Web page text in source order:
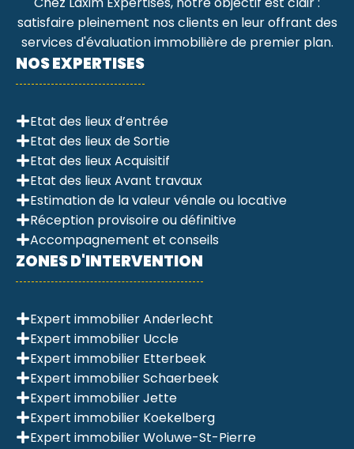
satisfaire pleinement nos clients en leur offrant des
services d'évaluation immobilière de premier plan.
NOS EXPERTISES
Etat des lieux d’entrée
Etat des lieux de Sortie
Etat des lieux Acquisitif
Etat des lieux Avant travaux
Estimation de la valeur vénale ou locative
Réception provisoire ou définitive
Accompagnement et conseils
ZONES D'INTERVENTION
Expert immobilier Anderlecht
Expert immobilier Uccle
Expert immobilier Etterbeek
Expert immobilier Schaerbeek
Expert immobilier Jette
Expert immobilier Koekelberg
Expert immobilier Woluwe-St-Pierre